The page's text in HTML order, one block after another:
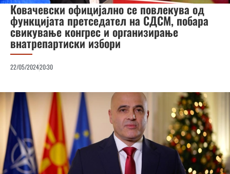
Ковачевски официјално се повлекува од
функцијата претседател на СДСМ, побара
свикување конгрес и организирање
внатрепартиски избори
22/05/202420:30